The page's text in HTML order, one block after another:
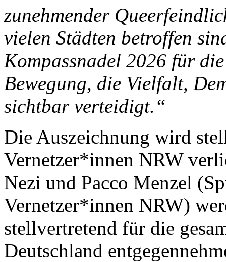
zunehmender
vielen Städten betroffen
Kompassnadel 2026 für
Bewegung, die Vielfalt,
sichtbar verteidigt.“
Die Auszeichnung wird
Vernetzer*innen NRW
Nezi und Pacco Menzel
Vernetzer*innen NRW)
stellvertretend für die
Deutschland